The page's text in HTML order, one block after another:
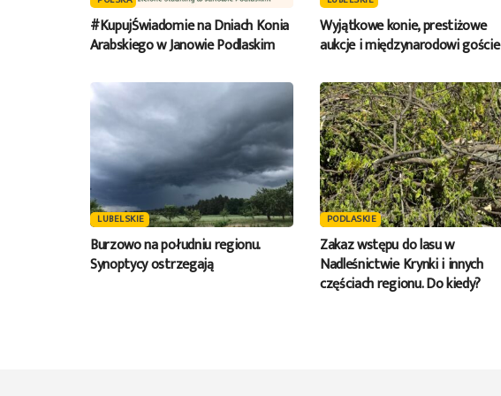
#KupujŚwiadomie na Dniach Konia
Arabskiego w Janowie Podlaskim
Wyjątkowe konie, prestiżowe
aukcje i międzynarodowi goście
LUBELSKIE
Burzowo na południu regionu.
Synoptycy ostrzegają
PODLASKIE
Zakaz wstępu do lasu w
Nadleśnictwie Krynki i innych
częściach regionu. Do kiedy?